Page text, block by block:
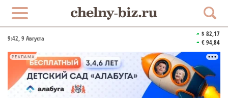
9:42, 9 Августа
$ 82,17
€ 94,84
РЕКЛАМА